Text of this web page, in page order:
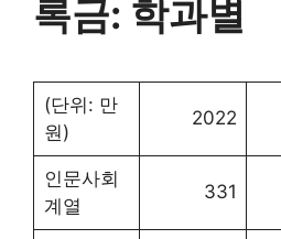
록금: 학과별
(단위: 만
원)
2022
인문사회
계열
331